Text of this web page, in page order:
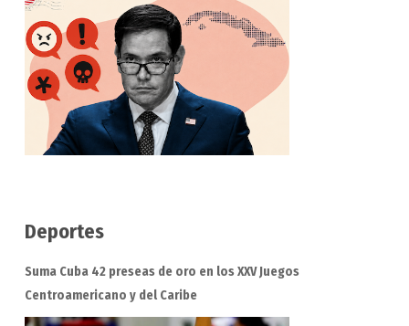
Deportes
Suma Cuba 42 preseas de oro en los XXV Juegos
Centroamericano y del Caribe